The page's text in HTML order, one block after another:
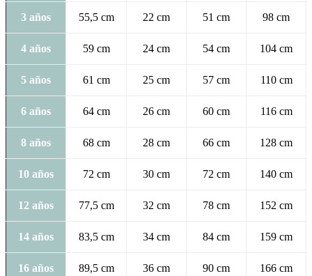
3 años 55,5 cm 22 cm 51 cm 98 cm
4 años 59 cm 24 cm 54 cm 104 cm
5 años 61 cm 25 cm 57 cm 110 cm
6 años 64 cm 26 cm 60 cm 116 cm
8 años 68 cm 28 cm 66 cm 128 cm
10 años 72 cm 30 cm 72 cm 140 cm
12 años 77,5 cm 32 cm 78 cm 152 cm
14 años 83,5 cm 34 cm 84 cm 159 cm
16 años 89,5 cm 36 cm 90 cm 166 cm